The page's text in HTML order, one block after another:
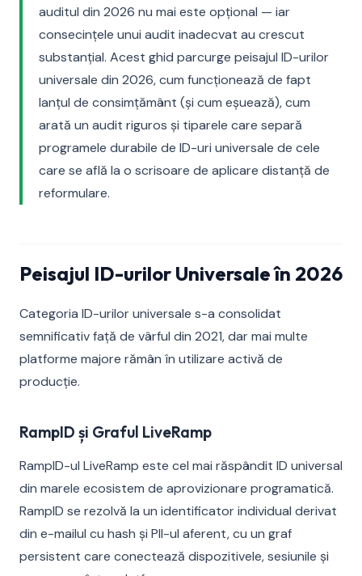
auditul din 2026 nu mai este opțional — iar
consecințele unui audit inadecvat au crescut
substanțial. Acest ghid parcurge peisajul ID-urilor
universale din 2026, cum funcționează de fapt
lanțul de consimțământ (și cum eșuează), cum
arată un audit riguros și tiparele care separă
programele durabile de ID-uri universale de cele
care se află la o scrisoare de aplicare distanță de
reformulare.
Peisajul ID-urilor Universale în 2026
Categoria ID-urilor universale s-a consolidat
semnificativ față de vârful din 2021, dar mai multe
platforme majore rămân în utilizare activă de
producție.
RampID și Graful LiveRamp
RampID-ul LiveRamp este cel mai răspândit ID universal
din marele ecosistem de aprovizionare programatică.
RampID se rezolvă la un identificator individual derivat
din e-mailul cu hash și PII-ul aferent, cu un graf
persistent care conectează dispozitivele, sesiunile și